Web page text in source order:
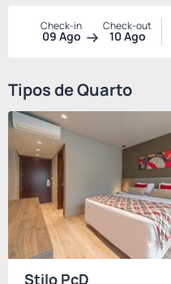
Check-in
09 Ago
Check-out
10 Ago
Tipos de Quarto
Stilo PcD